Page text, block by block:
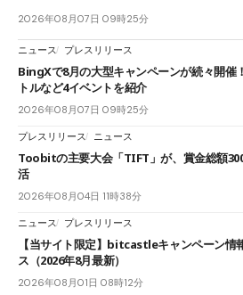
2026年08月07日 09時25分
ニュース プレスリリース
BingXで8月の大型キャンペーンが続々開催
トルなど4イベントを紹介
2026年08月07日 09時25分
プレスリリース ニュース
Toobitの主要大会「TIFT」が、賞金総額
活
2026年08月04日 11時38分
ニュース プレスリリース
【当サイト限定】bitcastleキャンペーン情
ス（2026年8月最新）
2026年08月01日 08時12分